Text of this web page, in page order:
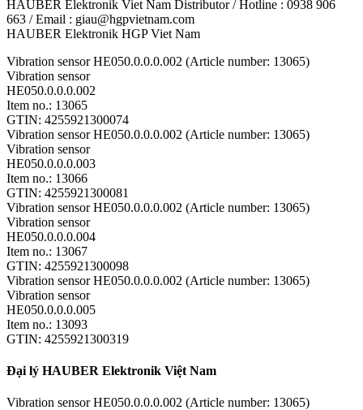
HAUBER Elektronik Viet Nam Distributor / Hotline : 0938 906
663 / Email : giau@hgpvietnam.com
HAUBER Elektronik HGP Viet Nam
Vibration sensor HE050.0.0.0.002 (Article number: 13065)
Vibration sensor
HE050.0.0.0.002
Item no.: 13065
GTIN: 4255921300074
Vibration sensor HE050.0.0.0.002 (Article number: 13065)
Vibration sensor
HE050.0.0.0.003
Item no.: 13066
GTIN: 4255921300081
Vibration sensor HE050.0.0.0.002 (Article number: 13065)
Vibration sensor
HE050.0.0.0.004
Item no.: 13067
GTIN: 4255921300098
Vibration sensor HE050.0.0.0.002 (Article number: 13065)
Vibration sensor
HE050.0.0.0.005
Item no.: 13093
GTIN: 4255921300319
Đại lý HAUBER Elektronik Việt Nam
Vibration sensor HE050.0.0.0.002 (Article number: 13065)